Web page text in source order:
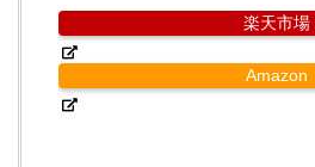
楽天市場
Amazon